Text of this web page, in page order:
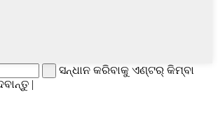
ସନ୍ଧାନ କରିବାକୁ ଏଣ୍ଟର୍ କିମ୍ବା
|